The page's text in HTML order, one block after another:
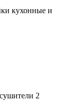
кухонные и